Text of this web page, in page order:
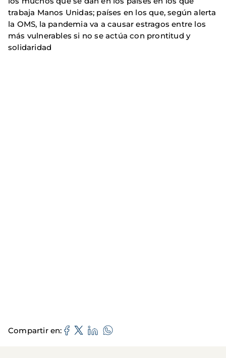
trabaja Manos Unidas; países en los que, según alerta
la OMS, la pandemia va a causar estragos entre los
más vulnerables si no se actúa con prontitud y
solidaridad
Compartir en